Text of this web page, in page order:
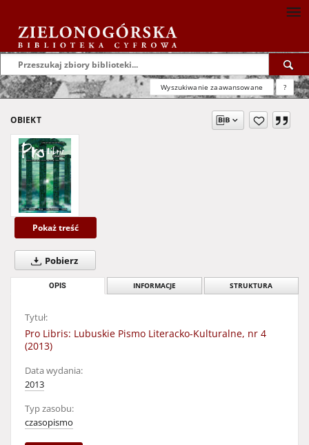
Wyszukiwanie zaawansowane ?
OBIEKT
Pokaż treść
Pobierz
OPIS INFORMACJE STRUKTURA
Tytuł:
Pro Libris: Lubuskie Pismo Literacko-Kulturalne, nr 4
(2013)
Data wydania:
2013
Typ zasobu:
czasopismo